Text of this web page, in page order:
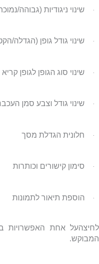
· שינוי ניגודיות (גבוהה/
· שינוי גודל גופן (הגדלה/
· שינוי סוג הגופן לגופן קריא
· שינוי גודל וצבע סמן
· חלונית הגדלת מסך
· סימון קישורים וכותרות
· הוספת תיאור לתמונות
לחיצהעל אחת
המבוקש.